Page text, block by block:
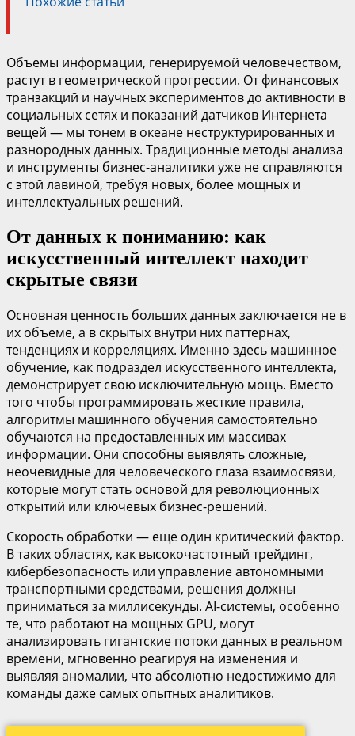
Объемы информации, генерируемой человечеством,
растут в геометрической прогрессии. От финансовых
транзакций и научных экспериментов до активности в
социальных сетях и показаний датчиков Интернета
вещей — мы тонем в океане неструктурированных и
разнородных данных. Традиционные методы анализа
и инструменты бизнес-аналитики уже не справляются
с этой лавиной, требуя новых, более мощных и
интеллектуальных решений.
От данных к пониманию: как
искусственный интеллект находит
скрытые связи
Основная ценность больших данных заключается не в
их объеме, а в скрытых внутри них паттернах,
тенденциях и корреляциях. Именно здесь машинное
обучение, как подраздел искусственного интеллекта,
демонстрирует свою исключительную мощь. Вместо
того чтобы программировать жесткие правила,
алгоритмы машинного обучения самостоятельно
обучаются на предоставленных им массивах
информации. Они способны выявлять сложные,
неочевидные для человеческого глаза взаимосвязи,
которые могут стать основой для революционных
открытий или ключевых бизнес-решений.
Скорость обработки — еще один критический фактор.
В таких областях, как высокочастотный трейдинг,
кибербезопасность или управление автономными
транспортными средствами, решения должны
приниматься за миллисекунды. AI-системы, особенно
те, что работают на мощных GPU, могут
анализировать гигантские потоки данных в реальном
времени, мгновенно реагируя на изменения и
выявляя аномалии, что абсолютно недостижимо для
команды даже самых опытных аналитиков.